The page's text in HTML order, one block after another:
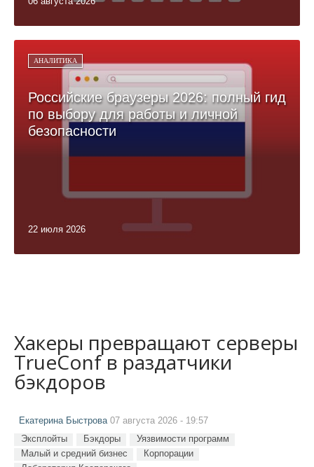
АНАЛИТИКА
Российские браузеры 2026: полный гид
по выбору для работы и личной
безопасности
22 июля 2026
Хакеры превращают серверы
TrueConf в раздатчики
бэкдоров
Екатерина Быстрова07 августа 2026 - 19:57
Эксплойты Бэкдоры
Уязвимости программ
Малый и средний бизнес
Корпорации